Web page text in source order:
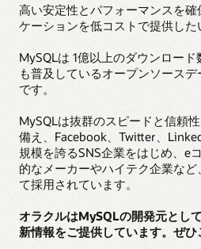
高い安定性とパフォーマンスを確
ケーションを低コストで提供した
MySQLは 1億以上のダウンロー
も普及しているオープンソース
です。
MySQLは抜群のスピードと信頼
備え、Facebook、Twitter、
規模を誇るSNS企業をはじめ、e
的なメーカーやハイテク企業な
て採用されています。
オラクルはMySQLの開発元とし
新情報をご提供しています。ぜひ